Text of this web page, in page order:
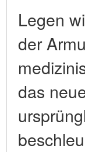
Legen
der
das